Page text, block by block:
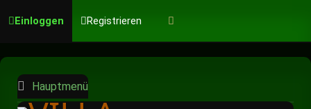
Einloggen Registrieren
Hauptmenü